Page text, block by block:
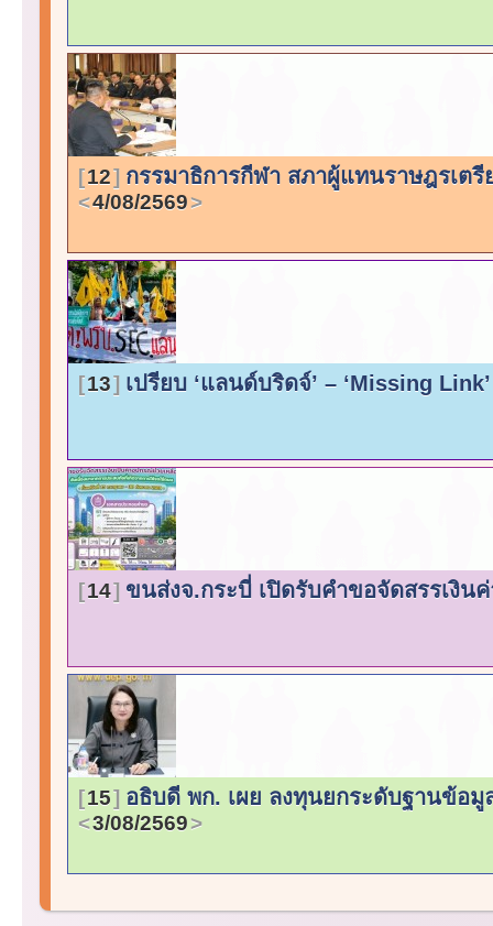
12 กรรมาธิการกีฬา สภาผู้แทนราษฎรเ
4/08/2569
13 เปรียบ ‘แลนด์บริดจ์’ – ‘Missing
14 ขนส่งจ.กระบี่ เปิดรับคำขอจัดสรรเงิ
15 อธิบดี พก. เผย ลงทุนยกระดับฐานข้อ
3/08/2569